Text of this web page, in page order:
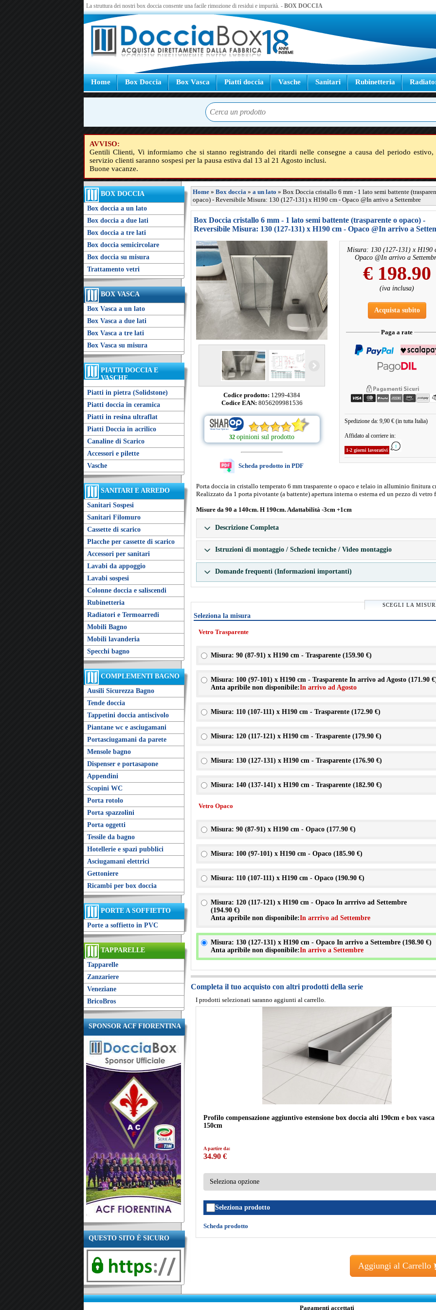
La struttura dei nostri box doccia consente una facile rimozione di residui e impurità. - BOX DOCCIA
Home Box Doccia Box Vasca Piatti doccia Vasche Sanitari Rubinetteria
AVVISO:
Gentili Clienti, Vi informiamo che si stanno registrando dei ritardi nelle consegne a causa del periodo
servizio clienti saranno sospesi per la pausa estiva dal 13 al 21 Agosto inclusi.
Buone vacanze.
BOX DOCCIA
Box doccia a un lato
Box doccia a due lati
Box doccia a tre lati
Box doccia semicircolare
Box doccia su misura
Trattamento vetri
BOX VASCA
Box Vasca a un lato
Box Vasca a due lati
Box Vasca a tre lati
Box Vasca su misura
PIATTI DOCCIA E
VASCHE
Piatti in pietra (Solidstone)
Piatti doccia in ceramica
Piatti in resina ultraflat
Piatti Doccia in acrilico
Canaline di Scarico
Accessori e pilette
Vasche
SANITARI E ARREDO
Sanitari Sospesi
Sanitari Filomuro
Cassette di scarico
Placche per cassette di scarico
Accessori per sanitari
Lavabi da appoggio
Lavabi sospesi
Colonne doccia e saliscendi
Rubinetteria
Radiatori e Termoarredi
Mobili Bagno
Mobili lavanderia
Specchi bagno
COMPLEMENTI BAGNO
Ausili Sicurezza Bagno
Tende doccia
Tappetini doccia antiscivolo
Piantane wc e asciugamani
Portasciugamani da parete
Mensole bagno
Dispenser e portasapone
Appendini
Scopini WC
Porta rotolo
Porta spazzolini
Porta oggetti
Tessile da bagno
Hotellerie e spazi pubblici
Asciugamani elettrici
Gettoniere
Ricambi per box doccia
PORTE A SOFFIETTO
Porte a soffietto in PVC
TAPPARELLE
Tapparelle
Zanzariere
Veneziane
BricoBros
SPONSOR ACF FIORENTINA
QUESTO SITO È SICURO
Home » Box doccia » a un lato » Box Doccia cristallo 6 mm - 1 lato semi battente
opaco) - Reversibile Misura: 130 (127-131) x H190 cm - Opaco @In arrivo a Settembre
Box Doccia cristallo 6 mm - 1 lato semi battente (trasparente o opaco) -
Reversibile Misura: 130 (127-131) x H190 cm - Opaco @In arrivo a
Codice prodotto: 1299-4384
Codice EAN: 8056209981536
32 opinioni sul prodotto
Scheda prodotto in PDF
Misura: 130 (127-131) x H190
Opaco @In arrivo a
€ 198.90
(iva inclusa)
Acquista subito
Paga a rate
Spedizione da: 9,90 € (in tutta Italia)
Affidato al corriere in:
1-2 giorni lavorativi
Porta doccia in cristallo temperato 6 mm trasparente o opaco e telaio in alluminio finitura
Realizzato da 1 porta pivotante (a battente) apertura interna o esterna ed un pezzo di vetro
Misure da 90 a 140cm. H 190cm. Adattabilità -3cm +1cm
Descrizione Completa
Istruzioni di montaggio / Schede tecniche / Video montaggio
Domande frequenti (Informazioni importanti)
SCEGLI LA
Seleziona la misura
Vetro Trasparente
Misura: 90 (87-91) x H190 cm - Trasparente (159.90 €)
Misura: 100 (97-101) x H190 cm - Trasparente In arrivo ad Agosto (171.90 €
Anta apribile non disponibile:In arrivo ad Agosto
Misura: 110 (107-111) x H190 cm - Trasparente (172.90 €)
Misura: 120 (117-121) x H190 cm - Trasparente (179.90 €)
Misura: 130 (127-131) x H190 cm - Trasparente (176.90 €)
Misura: 140 (137-141) x H190 cm - Trasparente (182.90 €)
Vetro Opaco
Misura: 90 (87-91) x H190 cm - Opaco (177.90 €)
Misura: 100 (97-101) x H190 cm - Opaco (185.90 €)
Misura: 110 (107-111) x H190 cm - Opaco (190.90 €)
Misura: 120 (117-121) x H190 cm - Opaco In arrrivo ad Settembre
(194.90 €)
Anta apribile non disponibile:In arrrivo ad Settembre
Misura: 130 (127-131) x H190 cm - Opaco In arrivo a Settembre (198.90 €)
Anta apribile non disponibile:In arrivo a Settembre
Completa il tuo acquisto con altri prodotti della serie
I prodotti selezionati saranno aggiunti al carrello.
Profilo compensazione aggiuntivo estensione box doccia alti 190cm e box
150cm
A partire da:
34.90 €
Seleziona prodotto
Scheda prodotto
Aggiungi al Carrello
Pagamenti accettati